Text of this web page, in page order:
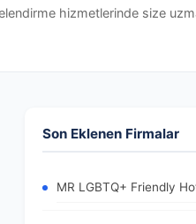
hizmetlerinde size
Son Eklenen Firmalar
MR LGBTQ+ Friendly